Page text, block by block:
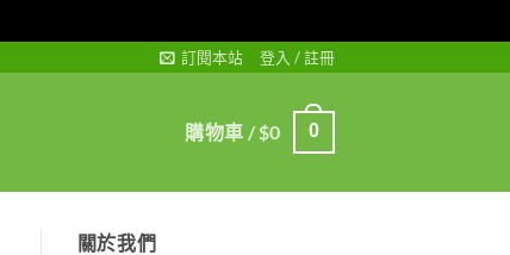
訂閱本站 登入 / 註冊
購物車 /$0 0
關於我們